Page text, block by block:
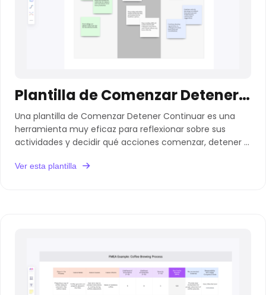
Plantilla de Comenzar Detener Continuar
Una plantilla de Comenzar Detener Continuar es una
herramienta muy eficaz para reflexionar sobre sus
actividades y decidir qué acciones comenzar, detener o
Ver esta plantilla